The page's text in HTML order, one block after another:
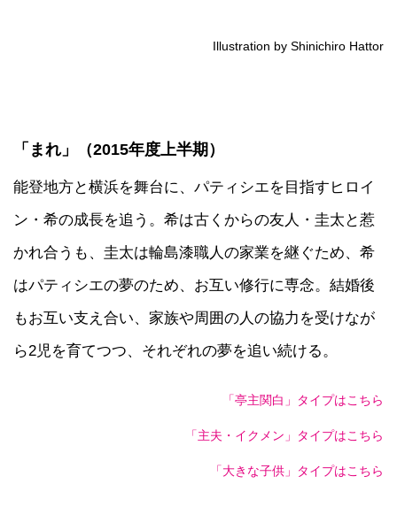
Illustration by Shinichiro Hattor
「まれ」（2015年度上半期）
能登地方と横浜を舞台に、パティシエを目指すヒロイ
ン・希の成長を追う。希は古くからの友人・圭太と惹
かれ合うも、圭太は輪島漆職人の家業を継ぐため、希
はパティシエの夢のため、お互い修行に専念。結婚後
もお互い支え合い、家族や周囲の人の協力を受けなが
ら2児を育てつつ、それぞれの夢を追い続ける。
「亭主関白」タイプはこちら
「主夫・イクメン」タイプはこちら
「大きな子供」タイプはこちら